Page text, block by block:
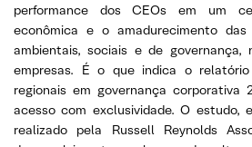
performance dos CEOs em um
econômica e o amadurecimento das
ambientais, sociais e de governança,
empresas. É o que indica o relatório
regionais em governança corporativa
acesso com exclusividade. O estudo,
realizado pela Russell Reynolds